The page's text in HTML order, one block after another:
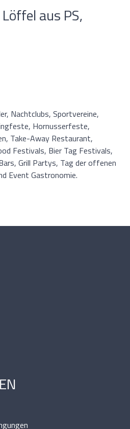
aus PS,
Nachtclubs, Sportvereine,
Hornusserfeste,
Take-Away Restaurant,
Festivals, Bier Tag Festivals,
Grill Partys, Tag der offenen
Event Gastronomie.